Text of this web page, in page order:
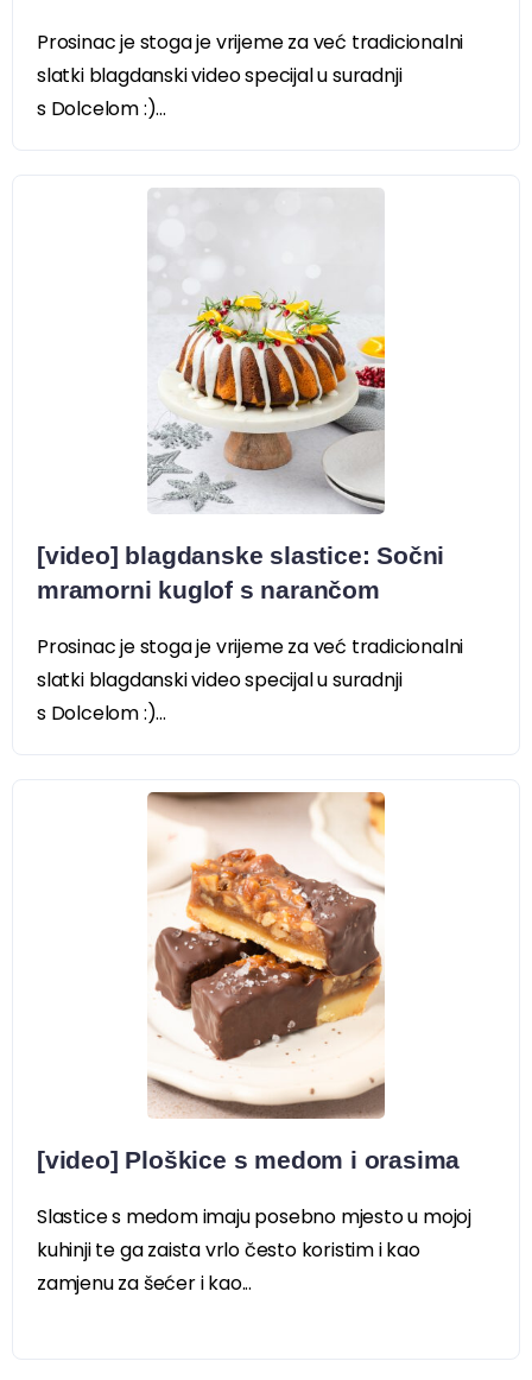
Prosinac je stoga je vrijeme za već tradicionalni
slatki blagdanski video specijal u suradnji
s Dolcelom :)...
[video] blagdanske slastice: Sočni
mramorni kuglof s narančom
Prosinac je stoga je vrijeme za već tradicionalni
slatki blagdanski video specijal u suradnji
s Dolcelom :)...
[video] Ploškice s medom i orasima
Slastice s medom imaju posebno mjesto u mojoj
kuhinji te ga zaista vrlo često koristim i kao
zamjenu za šećer i kao...